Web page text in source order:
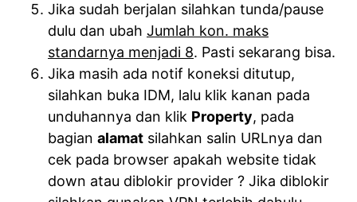
Jika sudah berjalan silahkan tunda/pause
dulu dan ubah Jumlah kon. maks
standarnya menjadi 8. Pasti sekarang bisa.
Jika masih ada notif koneksi ditutup,
silahkan buka IDM, lalu klik kanan pada
unduhannya dan klik Property, pada
bagian alamat silahkan salin URLnya dan
cek pada browser apakah website tidak
down atau diblokir provider ? Jika diblokir